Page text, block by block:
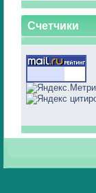
Счетчики